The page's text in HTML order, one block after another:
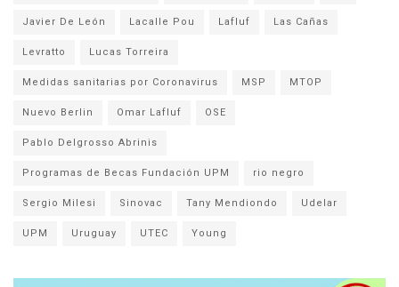
Javier De León Lacalle Pou Lafluf Las Cañas
Levratto Lucas Torreira
Medidas sanitarias por Coronavirus MSP MTOP
Nuevo Berlin Omar Lafluf OSE
Pablo Delgrosso Abrinis
Programas de Becas Fundación UPM rio negro
Sergio Milesi Sinovac Tany Mendiondo Udelar
UPM Uruguay UTEC Young